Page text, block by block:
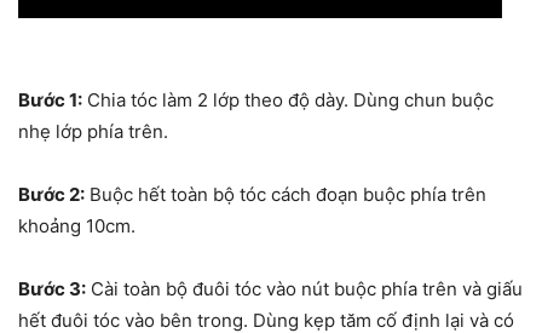
Bước 1: Chia tóc làm 2 lớp theo độ dày. Dùng chun buộc
nhẹ lớp phía trên.
Bước 2: Buộc hết toàn bộ tóc cách đoạn buộc phía trên
khoảng 10cm.
Bước 3: Cài toàn bộ đuôi tóc vào nút buộc phía trên và giấu
hết đuôi tóc vào bên trong. Dùng kẹp tăm cố định lại và có